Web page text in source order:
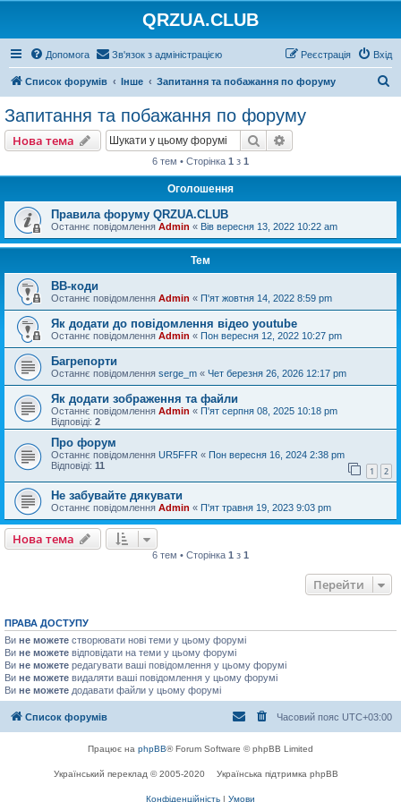
QRZUA.CLUB
Допомога Зв'язок з адміністрацією Вхід
Реєстрація
Список форумів Інше Запитання та побажання по форуму
Запитання та побажання по форуму
Нова тема Пошук
6 тем • Сторінка 1 з 1
Оголошення
Правила форуму QRZUA.CLUB
Останнє повідомлення Admin « Вів вересня 13, 2022 10:22 am
Тем
BB-коди
Останнє повідомлення Admin « П'ят жовтня 14, 2022 8:59 pm
Як додати до повідомлення відео youtube
Останнє повідомлення Admin « Пон вересня 12, 2022 10:27 pm
Багрепорти
Останнє повідомлення serge_m « Чет березня 26, 2026 12:17 pm
Як додати зображення та файли
Останнє повідомлення Admin « П'ят серпня 08, 2025 10:18 pm
Відповіді: 2
Про форум
Останнє повідомлення UR5FFR « Пон вересня 16, 2024 2:38 pm
Відповіді: 11 1 2
Не забувайте дякувати
Останнє повідомлення Admin « П'ят травня 19, 2023 9:03 pm
Нова тема
6 тем • Сторінка 1 з 1
Перейти
ПРАВА ДОСТУПУ
Ви не можете створювати нові теми у цьому форумі
Ви не можете відповідати на теми у цьому форумі
Ви не можете редагувати ваші повідомлення у цьому форумі
Ви не можете видаляти ваші повідомлення у цьому форумі
Ви не можете додавати файли у цьому форумі
Список форумів Часовий пояс UTC+03:00
Працює на phpBB® Forum Software © phpBB Limited
Український переклад © 2005-2020 Українська підтримка phpBB
Конфіденційність | Умови